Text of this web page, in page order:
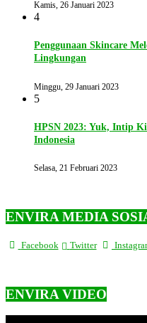
Kamis, 26 Januari 2023
4
Penggunaan Skincare
Lingkungan
Minggu, 29 Januari 2023
5
HPSN 2023: Yuk, Intip
Indonesia
Selasa, 21 Februari 2023
ENVIRA MEDIA
Facebook Twitter
ENVIRA VIDEO